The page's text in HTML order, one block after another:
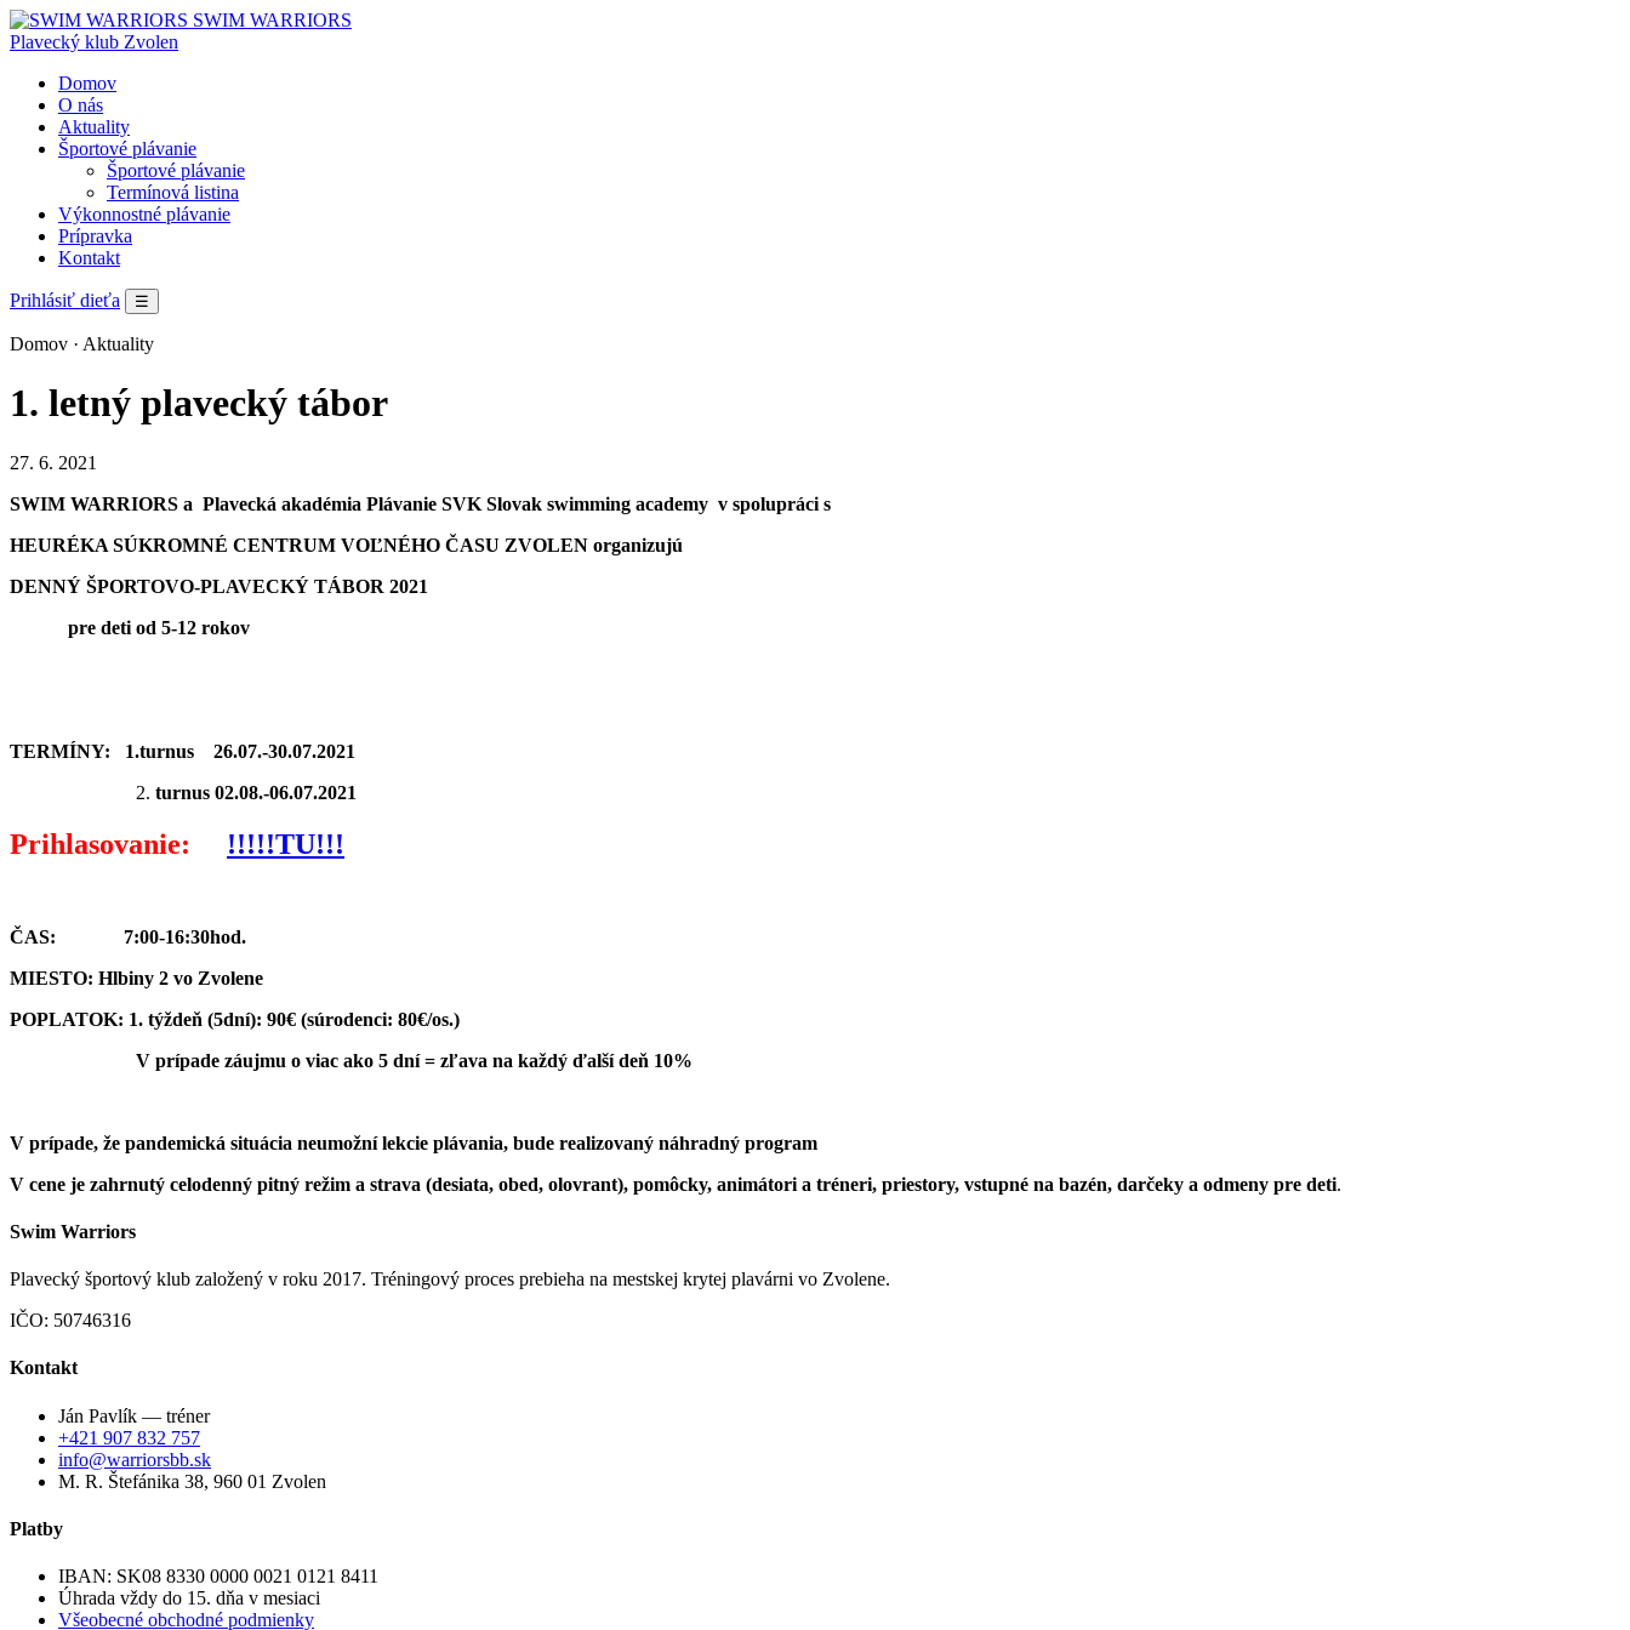
SWIM WARRIORS
Plavecký klub Zvolen
Domov
O nás
Aktuality
Športové plávanie
Športové plávanie
Termínová listina
Výkonnostné plávanie
Prípravka
Kontakt
Prihlásiť dieťa ☰
Domov · Aktuality
1. letný plavecký tábor
27. 6. 2021
SWIM WARRIORS a Plavecká akadémia Plávanie SVK Slovak swimming academy v spolupráci s
HEURÉKA SÚKROMNÉ CENTRUM VOĽNÉHO ČASU ZVOLEN organizujú
DENNÝ ŠPORTOVO-PLAVECKÝ TÁBOR 2021
pre deti od 5-12 rokov
TERMÍNY: 1.turnus 26.07.-30.07.2021
turnus 02.08.-06.07.2021
Prihlasovanie: !!!!!TU!!!
ČAS: 7:00-16:30hod.
MIESTO: Hlbiny 2 vo Zvolene
POPLATOK: 1. týždeň (5dní): 90€ (súrodenci: 80€/os.)
V prípade záujmu o viac ako 5 dní = zľava na každý ďalší deň 10%
V prípade, že pandemická situácia neumožní lekcie plávania, bude realizovaný náhradný program
V cene je zahrnutý celodenný pitný režim a strava (desiata, obed, olovrant), pomôcky, animátori a tréneri, priestory, vstupné na bazén, darčeky a odmeny pre deti.
Swim Warriors
Plavecký športový klub založený v roku 2017. Tréningový proces prebieha na mestskej krytej plavárni vo Zvolene.
IČO: 50746316
Kontakt
Ján Pavlík — tréner
+421 907 832 757
info@warriorsbb.sk
M. R. Štefánika 38, 960 01 Zvolen
Platby
IBAN: SK08 8330 0000 0021 0121 8411
Úhrada vždy do 15. dňa v mesiaci
Všeobecné obchodné podmienky